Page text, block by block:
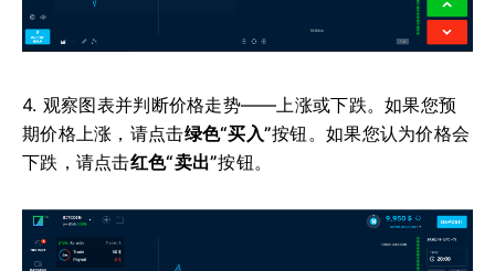
4. 观察图表并判断价格走势——上涨或下跌。如果您预
期价格上涨，请点击绿色“买入”按钮。如果您认为价格会
下跌，请点击红色“卖出”按钮。